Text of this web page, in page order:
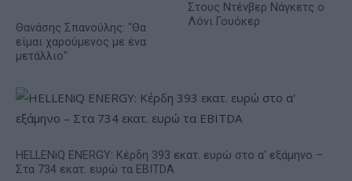
Θανάσης Σπανούλης: "Θα
είμαι χαρούμενος με ένα
μετάλλιο"
Στους Ντένβερ Νάγκετς ο
Λόνι Γουόκερ
HELLENiQ ENERGY: Κέρδη 393 εκατ. ευρώ στο α' εξάμηνο –
Στα 734 εκατ. ευρώ τα EBITDA